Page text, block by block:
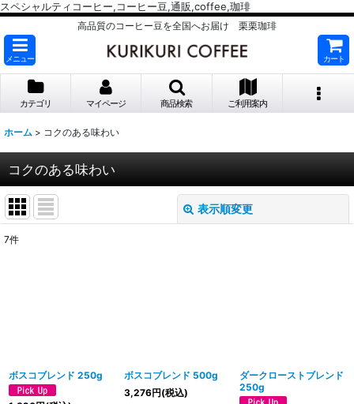
スペシャルティコーヒー,コーヒー豆,通販,coffee,珈琲
高品質のコーヒー豆を全国へお届け 栗栗珈琲
メニュー カート
カテゴリ マイページ 商品検索 ご利用案内
ホーム > コクのある味わい
コクのある味わい
表示順変更
7件
ボスコブレンド 250g
ボスコブレンド 500g
3,276円(税込)
ダークローストブレンド
250g